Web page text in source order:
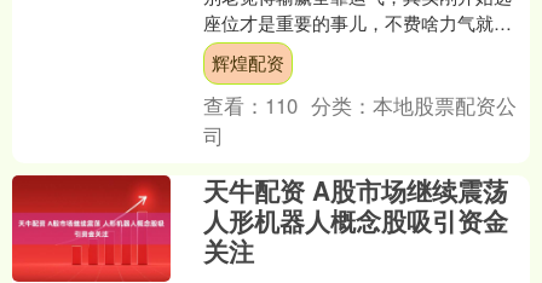
座位才是重要的事儿，不费啥力气就能
提高不少赢的概率。研究表明，“黄金座
位”就是背靠实墙，还能....
辉煌配资
查看： 110 分类：本地股票配资公
司
天牛配资 A股市场继续震荡
人形机器人概念股吸引资金
关注